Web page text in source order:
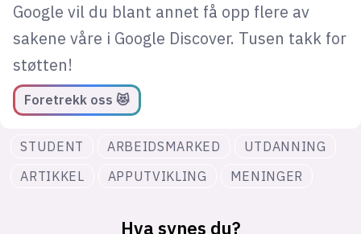
Google vil du blant annet få opp flere av
sakene våre i Google Discover. Tusen takk for
støtten!
Foretrekk oss 😻
STUDENT ARBEIDSMARKED
UTDANNING
ARTIKKEL
APPUTVIKLING MENINGER